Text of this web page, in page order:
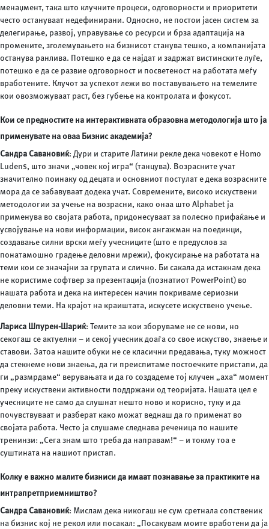
менаџмент, така што клучните процеси, одговорности и приоритети
често остануваат недефинирани. Односно, не постои јасен систем за
делегирање, развој, управување со ресурси и брза адаптација на
промените, зголемувањето на бизнисот станува тешко, а компанијата
останува ранлива. Потешко е да се најдат и задржат вистинските луѓе,
потешко е да се развие одговорност и посветеност на работата меѓу
вработените. Клучот за успехот лежи во поставувањето на темелите
кои овозможуваат раст, без губење на контролата и фокусот.
Кои се предностите на интерактивната образовна методологија што ја
применувате на оваа Бизнис академија?
Сандра Савановиќ: Дури и старите Латини рекле дека човекот е Homo
Ludens, што значи „човек кој игра“ (танцува). Возрасните учат
значително поинаку од децата и основниот постулат е дека возрасните
мора да се забавуваат додека учат. Современите, високо искуствени
методологии за учење на возрасни, како онаа што Alphabet ја
применува во својата работа, придонесуваат за полесно прифаќање и
усвојување на нови информации, висок ангажман на поединци,
создавање силни врски меѓу учесниците (што е предуслов за
понатамошно градење деловни мрежи), фокусирање на работата на
теми кои се значајни за групата и слично. Би сакала да истакнам дека
не користиме софтвер за презентација (познатиот PowerPoint) во
нашата работа и дека на интересен начин покриваме сериозни
деловни теми. На крајот на краиштата, искусете искуствено учење.
Лариса Шпурен-Шариќ: Темите за кои зборуваме не се нови, но
секогаш се актуелни – и секој учесник доаѓа со свое искуство, знаење и
ставови. Затоа нашите обуки не се класични предавања, туку можност
да стекнеме нови знаења, да ги преиспитаме постоечките пристапи, да
ги „размрдаме“ верувањата и да го создадеме тој клучен „аха“ момент
преку искуствени активности поддржани од теоријата. Нашата цел е
учесниците не само да слушнат нешто ново и корисно, туку и да
почувствуваат и разберат како можат веднаш да го применат во
својата работа. Често ја слушаме следнава реченица по нашите
тренинзи: „Сега знам што треба да направам!“ – и токму тоа е
суштината на нашиот пристап.
Колку е важно малите бизниси да имаат познавање за практиките на
интрапретприемништво?
Сандра Савановиќ: Мислам дека никогаш не сум сретнала сопственик
на бизнис кој не рекол или посакал: „Посакувам моите вработени да ја